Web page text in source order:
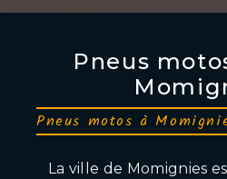
Pneus
Pneus motos à
La ville de Momignies